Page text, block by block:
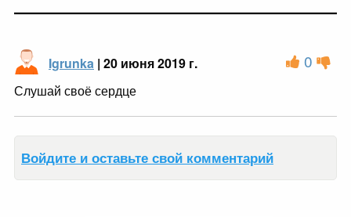
Igrunka | 20 июня 2019 г. 0
Слушай своё сердце
Войдите и оставьте свой комментарий